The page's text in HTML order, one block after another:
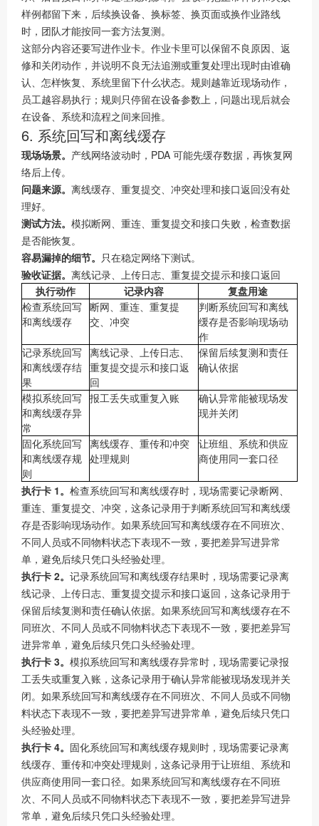
样例都留下来，后续换设备、换标签、换页面或换作业路线
时，团队才能按同一套方法复测。
这部分内容还要写进作业卡。作业卡里可以保留不良原因、返
修和关闭动作，并说明不良无法追溯或重复处理出现时由谁确
认、怎样恢复、系统里留下什么状态。规则越靠近现场动作，
员工越容易执行；规则只停留在设备参数上，问题出现后就会
在设备、系统和流程之间来回推。
6. 系统回写和离线缓存
现场场景。 产线网络波动时，PDA 可能先缓存数据，再恢复网
络后上传。
问题来源。 离线缓存、重复提交、冲突处理和接口返回没有处
理好。
测试方法。 模拟断网、重连、重复提交和接口失败，检查数据
是否能恢复。
容易漏掉的细节。 只在稳定网络下测试。
验收证据。 离线记录、上传日志、重复提交提示和接口返回
执行动作
记录内容
复盘用途
检查系统回写
和离线缓存
断网、重连、重复提
交、冲突
判断系统回写和离线
缓存是否影响现场动
作
记录系统回写
和离线缓存结
果
离线记录、上传日志、
重复提交提示和接口返
回
保留后续复测和责任
确认依据
模拟系统回写
和离线缓存异
常
报工丢失或重复入账
确认异常能被现场发
现并关闭
固化系统回写
和离线缓存规
则
离线缓存、重传和冲突
处理规则
让班组、系统和供应
商使用同一套口径
执行卡 1。 检查系统回写和离线缓存时，现场需要记录断网、
重连、重复提交、冲突，这条记录用于判断系统回写和离线缓
存是否影响现场动作。如果系统回写和离线缓存在不同班次、
不同人员或不同物料状态下表现不一致，要把差异写进异常
单，避免后续只凭口头经验处理。
执行卡 2。 记录系统回写和离线缓存结果时，现场需要记录离
线记录、上传日志、重复提交提示和接口返回，这条记录用于
保留后续复测和责任确认依据。如果系统回写和离线缓存在不
同班次、不同人员或不同物料状态下表现不一致，要把差异写
进异常单，避免后续只凭口头经验处理。
执行卡 3。 模拟系统回写和离线缓存异常时，现场需要记录报
工丢失或重复入账，这条记录用于确认异常能被现场发现并关
闭。如果系统回写和离线缓存在不同班次、不同人员或不同物
料状态下表现不一致，要把差异写进异常单，避免后续只凭口
头经验处理。
执行卡 4。 固化系统回写和离线缓存规则时，现场需要记录离
线缓存、重传和冲突处理规则，这条记录用于让班组、系统和
供应商使用同一套口径。如果系统回写和离线缓存在不同班
次、不同人员或不同物料状态下表现不一致，要把差异写进异
常单，避免后续只凭口头经验处理。